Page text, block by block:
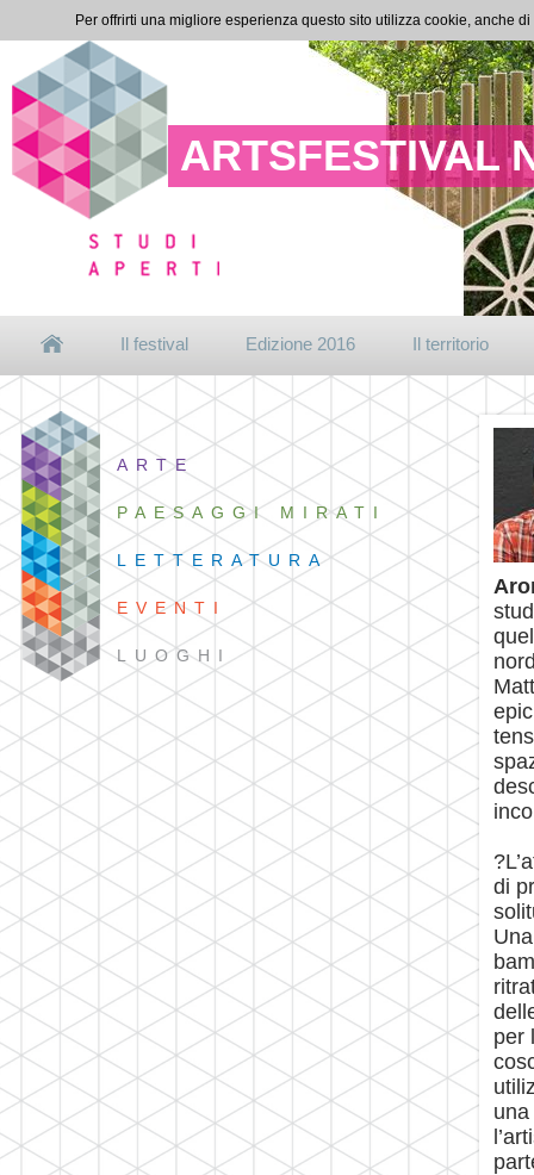
ARTSFESTIVAL
Il festival Edizione 2016 Il territorio
ARTE
PAESAGGI MIRATI
LETTERATURA
EVENTI
LUOGHI
di
per
Per offrirti una migliore esperienza questo sito utilizza cookie, anche